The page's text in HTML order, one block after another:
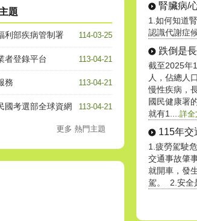
題
114-03-25
利部疾病管制署
113-04-21
者登錄平台
113-04-21
務
113-04-21
國考選部全球資網
更多 熱門主題
腎臟病/
1.如何知道
認識代謝症
截至2025年
人，佔總人
慢性疾病，
國民健康署
就有1....詳全
115年交
1.疲勞駕駛
交通事故肇
就開車，發
駕。 2.安全